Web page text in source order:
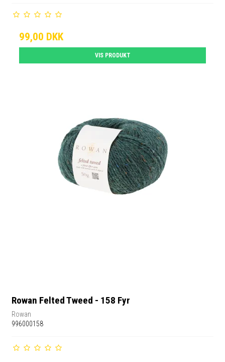
99,00 DKK
VIS PRODUKT
Rowan Felted Tweed - 158 Fyr
Rowan
996000158